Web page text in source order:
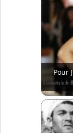
Pour